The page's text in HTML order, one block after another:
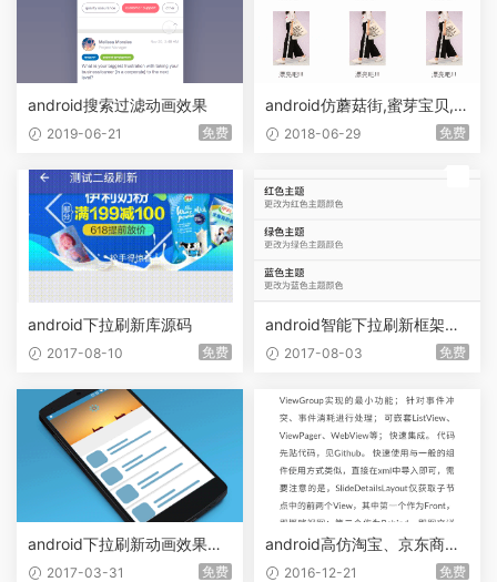
android搜索过滤动画效果
2019-06-21 免费
android仿蘑菇街,蜜芽宝贝,京
东商品详情界面源码
2018-06-29 免费
android下拉刷新库源码
2017-08-10 免费
android智能下拉刷新框架源
码 2017-08-03 免费
android下拉刷新动画效果代
码 2017-03-31 免费
android高仿淘宝、京东商品
详情页面的上拉加载图文详情
2016-12-21 免费